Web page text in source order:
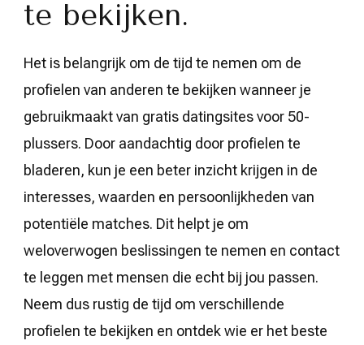
te bekijken.
Het is belangrijk om de tijd te nemen om de
profielen van anderen te bekijken wanneer je
gebruikmaakt van gratis datingsites voor 50-
plussers. Door aandachtig door profielen te
bladeren, kun je een beter inzicht krijgen in de
interesses, waarden en persoonlijkheden van
potentiële matches. Dit helpt je om
weloverwogen beslissingen te nemen en contact
te leggen met mensen die echt bij jou passen.
Neem dus rustig de tijd om verschillende
profielen te bekijken en ontdek wie er het beste